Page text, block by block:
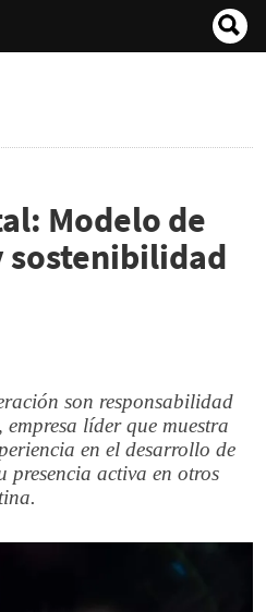
Modelo de
sostenibilidad
son responsabilidad
líder que muestra
en el desarrollo de
presencia activa en otros